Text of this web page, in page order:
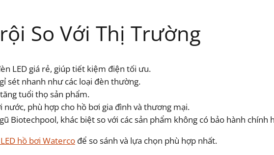
So Với Thị Trường
LED giá rẻ, giúp tiết kiệm điện tối ưu.
sét nhanh như các loại đèn thường.
tuổi thọ sản phẩm.
phù hợp cho hồ bơi gia đình và thương mại.
Biotechpool, khác biệt so với các sản phẩm không có bảo hành chính
hồ bơi Waterco để so sánh và lựa chọn phù hợp nhất.